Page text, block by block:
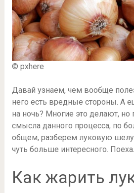
© pxhere
Давай узнаем, чем вообще
него есть вредные стороны. А
на ночь? Многие это делают, но
смысла данного процесса, по
общем, разберем луковую
чуть больше интересного.
Как жарить